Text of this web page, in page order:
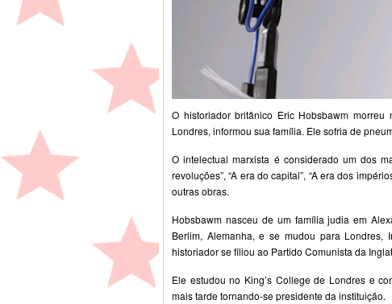
O historiador britânico Eric Hobsbawm
Londres, informou sua família. Ele sofria de
O intelectual marxista é considerado um dos
revoluções”, “A era do capital”, “A era dos
outras obras.
Hobsbawm nasceu de um família judia em
Berlim, Alemanha, e se mudou para
historiador se filiou ao Partido Comunista da
Ele estudou no King’s College de Londres e
mais tarde tornando-se presidente da instituição.